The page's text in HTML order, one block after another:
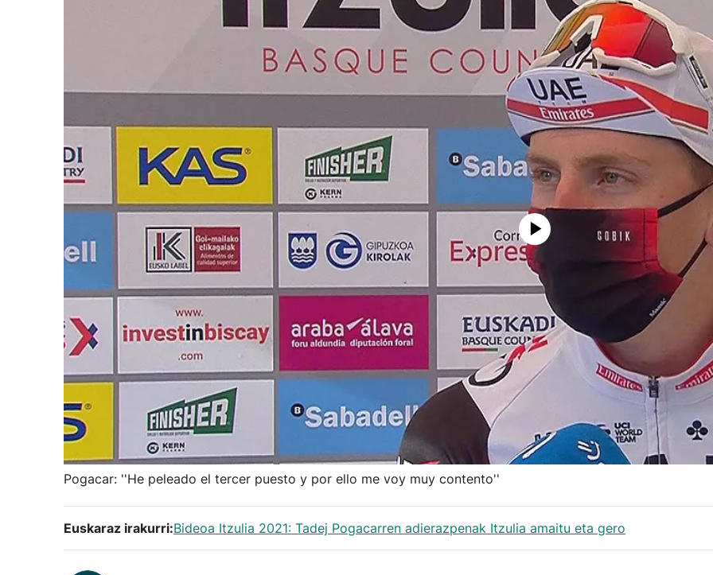
Pogacar: ''He peleado el tercer puesto y por ello me voy muy contento''
Euskaraz irakurri:Bideoa Itzulia 2021: Tadej Pogacarren adierazpenak Itzulia amaitu eta gero